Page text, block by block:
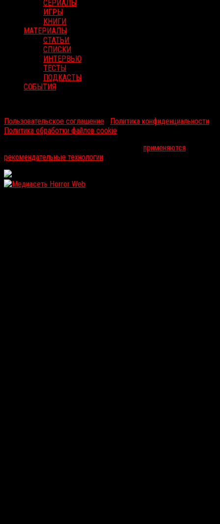
СЕРИАЛЫ
ИГРЫ
КНИГИ
МАТЕРИАЛЫ
СТАТЬИ
СПИСКИ
ИНТЕРВЬЮ
ТЕСТЫ
ПОДКАСТЫ
СОБЫТИЯ
Пользовательское соглашение
Политика конфиденциальности
Политика обработки файлов cookie
применяются
рекомендательные технологии